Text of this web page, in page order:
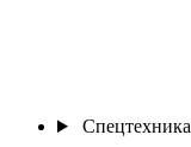
Спецтехника